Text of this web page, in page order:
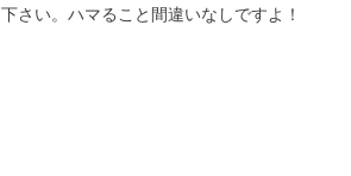
さい。ハマること間違いなしですよ！